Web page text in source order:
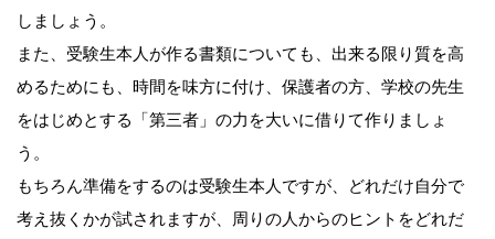
しましょう。
また、受験生本人が作る書類についても、出来る限り質を高
めるためにも、時間を味方に付け、保護者の方、学校の先生
をはじめとする「第三者」の力を大いに借りて作りましょ
う。
もちろん準備をするのは受験生本人ですが、どれだけ自分で
考え抜くかが試されますが、周りの人からのヒントをどれだ